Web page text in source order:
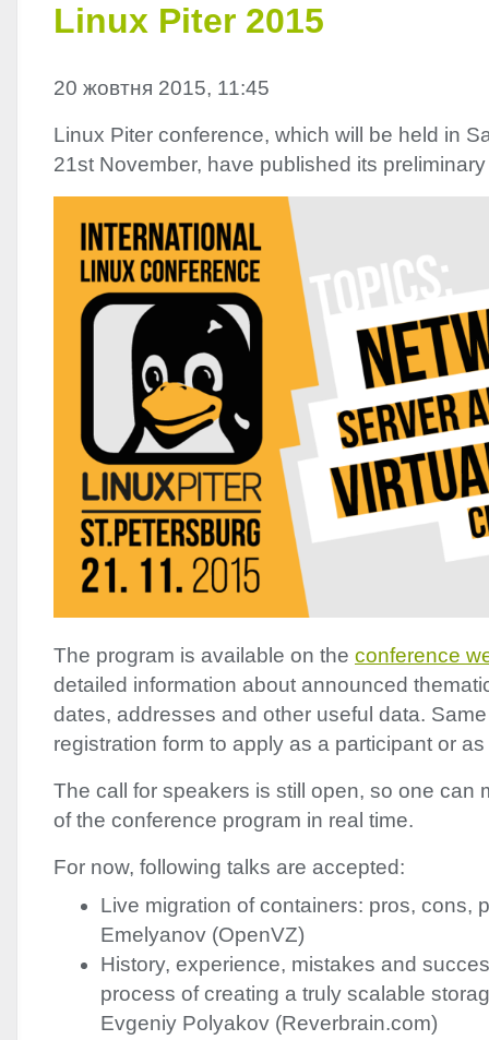
Linux Piter 2015
20 жовтня 2015, 11:45
Linux Piter conference, which will be held in
21st November, have published its
The program is available on the conference
detailed information about announced
dates, addresses and other useful data.
registration form to apply as a participant or
The call for speakers is still open, so one can
of the conference program in real time.
For now, following talks are accepted:
Live migration of containers​: pros, cons,
Emelyanov (OpenVZ)
History, experience, mistakes and
process of creating a truly scalable
Evgeniy Polyakov (Reverbrain.com)